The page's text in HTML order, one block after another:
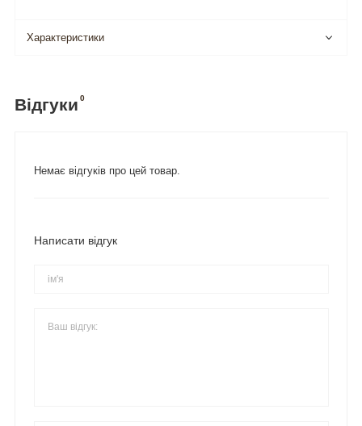
Характеристики
Відгуки 0
Немає відгуків про цей товар.
Написати відгук